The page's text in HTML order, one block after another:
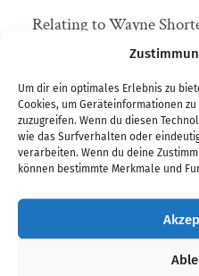
Um dir ein optimales Erlebnis zu
Cookies, um Geräteinformationen
zuzugreifen. Wenn du diesen
wie das Surfverhalten oder
verarbeiten. Wenn du deine
können bestimmte Merkmale und
Relating to Wayne
Lotus Flower, which
is in bloom. Therefore
to create a musical
heros, that stood up for
nature or freedom like
Mandela, Madres de
or not, but people who
better place, cleared the